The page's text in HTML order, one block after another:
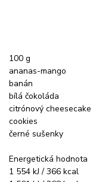
100 g
ananas-mango
banán
bílá čokoláda
citrónový cheesecake
cookies
černé sušenky
Energetická hodnota
1 554 kJ / 366 kcal